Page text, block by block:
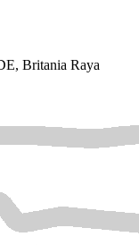
Britania Raya